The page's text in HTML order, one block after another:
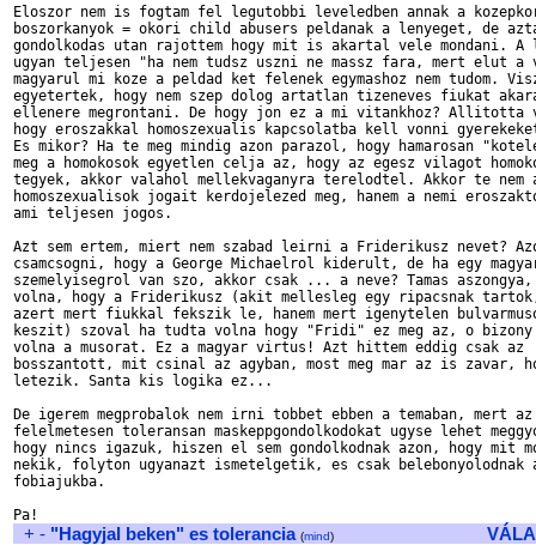
Eloszor nem is fogtam fel legutobbi leveledben annak a
boszorkanyok = okori child abusers peldanak a lenyeget, de
gondolkodas utan rajottem hogy mit is akartal vele mondani.
ugyan teljesen "ha nem tudsz uszni ne massz fara, mert elut
magyarul mi koze a peldad ket felenek egymashoz nem tudom.
egyetertek, hogy nem szep dolog artatlan tizeneves fiukat
ellenere megrontani. De hogy jon ez a mi vitankhoz?
hogy eroszakkal homoszexualis kapcsolatba kell vonni
Es mikor? Ha te meg mindig azon parazol, hogy hamarosan
meg a homokosok egyetlen celja az, hogy az egesz vilagot
tegyek, akkor valahol mellekvaganyra terelodtel. Akkor te nem
homoszexualisok jogait kerdojelezed meg, hanem a nemi
ami teljesen jogos.
Azt sem ertem, miert nem szabad leirni a Friderikusz nevet?
csamcsogni, hogy a George Michaelrol kiderult, de ha egy
szemelyisegrol van szo, akkor csak ... a neve? Tamas
volna, hogy a Friderikusz (akit mellesleg egy ripacsnak
azert mert fiukkal fekszik le, hanem mert igenytelen
keszit) szoval ha tudta volna hogy "Fridi" ez meg az, o bizony
volna a musorat. Ez a magyar virtus! Azt hittem eddig csak az
bosszantott, mit csinal az agyban, most meg mar az is zavar,
letezik. Santa kis logika ez...
De igerem megprobalok nem irni tobbet ebben a temaban, mert
felelmetesen toleransan maskeppgondolkodokat ugyse lehet
hogy nincs igazuk, hiszen el sem gondolkodnak azon, hogy mit
nekik, folyton ugyanazt ismetelgetik, es csak belebonyolodnak
fobiajukba.
+ - "Hagyjal beken" es tolerancia (mind)